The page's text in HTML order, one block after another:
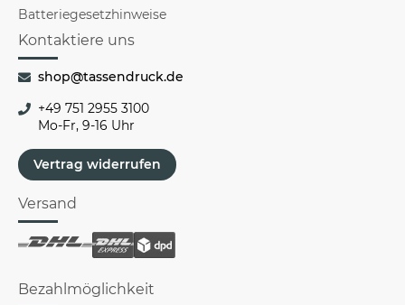
Batteriegesetzhinweise
Kontaktiere uns
shop@tassendruck.de
+49 751 2955 3100
Mo-Fr, 9-16 Uhr
Vertrag widerrufen
Versand
Bezahlmöglichkeit